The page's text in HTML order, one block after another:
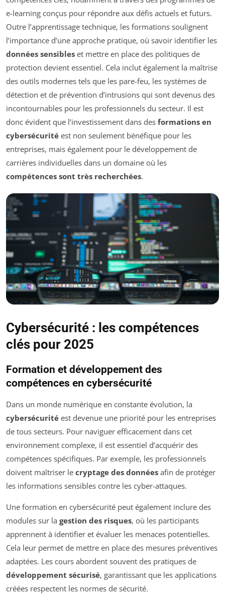
e-learning conçus pour répondre aux défis actuels et futurs.
Outre l’apprentissage technique, les formations soulignent
l’importance d’une approche pratique, où savoir identifier les
données sensibles et mettre en place des politiques de
protection devient essentiel. Cela inclut également la maîtrise
des outils modernes tels que les pare-feu, les systèmes de
détection et de prévention d’intrusions qui sont devenus des
incontournables pour les professionnels du secteur. Il est
donc évident que l’investissement dans des formations en
cybersécurité est non seulement bénéfique pour les
entreprises, mais également pour le développement de
carrières individuelles dans un domaine où les
compétences sont très recherchées.
Cybersécurité : les compétences
clés pour 2025
Formation et développement des
compétences en cybersécurité
Dans un monde numérique en constante évolution, la
cybersécurité est devenue une priorité pour les entreprises
de tous secteurs. Pour naviguer efficacement dans cet
environnement complexe, il est essentiel d’acquérir des
compétences spécifiques. Par exemple, les professionnels
doivent maîtriser le cryptage des données afin de protéger
les informations sensibles contre les cyber-attaques.
Une formation en cybersécurité peut également inclure des
modules sur la gestion des risques, où les participants
apprennent à identifier et évaluer les menaces potentielles.
Cela leur permet de mettre en place des mesures préventives
adaptées. Les cours abordent souvent des pratiques de
développement sécurisé, garantissant que les applications
créées respectent les normes de sécurité.